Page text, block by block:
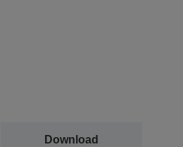
Download